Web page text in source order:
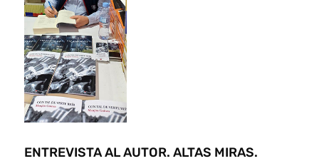
ENTREVISTA AL AUTOR. ALTAS MIRAS.